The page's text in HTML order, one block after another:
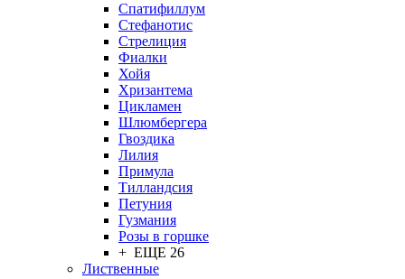
Спатифиллум
Стефанотис
Стрелиция
Фиалки
Хойя
Хризантема
Цикламен
Шлюмбергера
Гвоздика
Лилия
Примула
Тилландсия
Петуния
Гузмания
Розы в горшке
+ ЕЩЕ 26
Лиственные